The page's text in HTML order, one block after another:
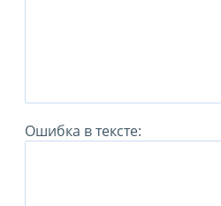
Ошибка в тексте: